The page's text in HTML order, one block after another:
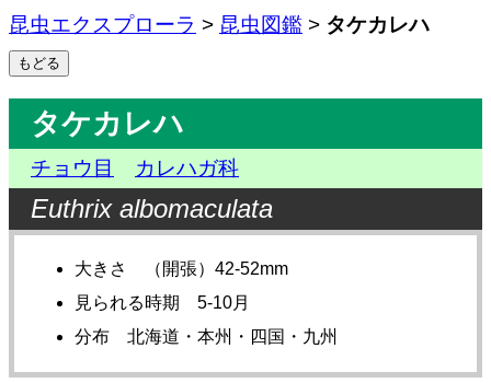
昆虫エクスプローラ > 昆虫図鑑 > タケカレハ
タケカレハ
チョウ目 カレハガ科
Euthrix albomaculata
大きさ （開張）42-52mm
見られる時期 5-10月
分布 北海道・本州・四国・九州